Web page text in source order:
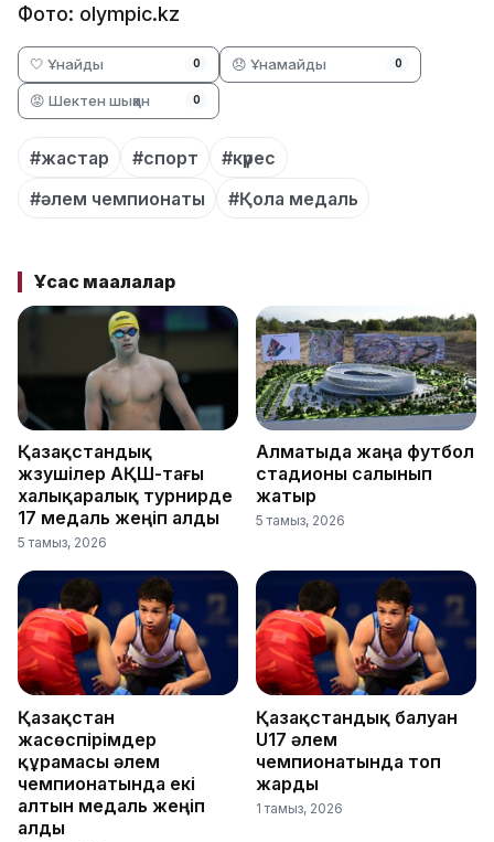
Фото: olympic.kz
🤍 Ұнайды 0 😞 Ұнамайды 0
😡 Шектен шыққан 0
#жастар #спорт
#күрес
#әлем чемпионаты
#Қола медаль
Ұқсас мақалалар
Қазақстандық
жүзушілер АҚШ-тағы
халықаралық турнирде
17 медаль жеңіп алды
5 тамыз, 2026
Алматыда жаңа футбол
стадионы салынып
жатыр
5 тамыз, 2026
Қазақстан
жасөспірімдер
құрамасы әлем
чемпионатында екі
алтын медаль жеңіп
алды
Қазақстандық балуан
U17 әлем
чемпионатында топ
жарды
1 тамыз, 2026